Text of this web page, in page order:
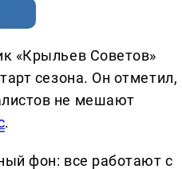
«Крыльев Советов»
сезона. Он отметил,
не мешают
.
фон: все работают с